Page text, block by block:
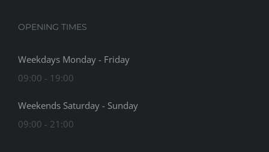
OPENING TIMES
Weekdays Monday - Friday
09:00 - 19:00
Weekends Saturday - Sunday
09:00 - 21:00